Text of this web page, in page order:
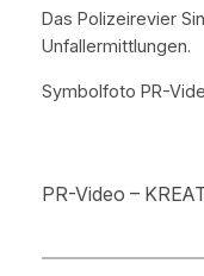
Das Polizeirevier
Unfallermittlungen.
Symbolfoto PR-
PR-Video –